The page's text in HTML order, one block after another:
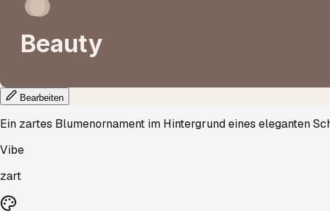
Beauty
Bearbeiten
Ein zartes Blumenornament im Hintergrund eines eleganten
Vibe
zart